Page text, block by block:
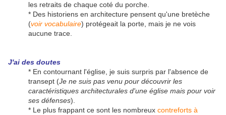
les retraits de chaque coté du porche.
* Des historiens en architecture pensent qu'une bretèche
(voir vocabulaire) protégeait la porte, mais je ne vois
aucune trace.
J'ai des doutes
* En contournant l'église, je suis surpris par l'absence de
transept (Je ne suis pas venu pour découvrir les
caractéristiques architecturales d'une église mais pour voir
ses défenses).
* Le plus frappant ce sont les nombreux contreforts à